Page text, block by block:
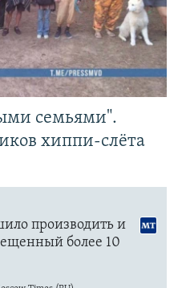
семьями".
хиппи-слёта